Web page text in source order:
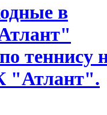
в
теннису